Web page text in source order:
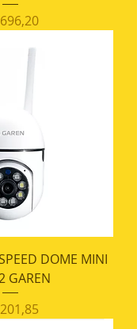
DOME MINI
GAREN